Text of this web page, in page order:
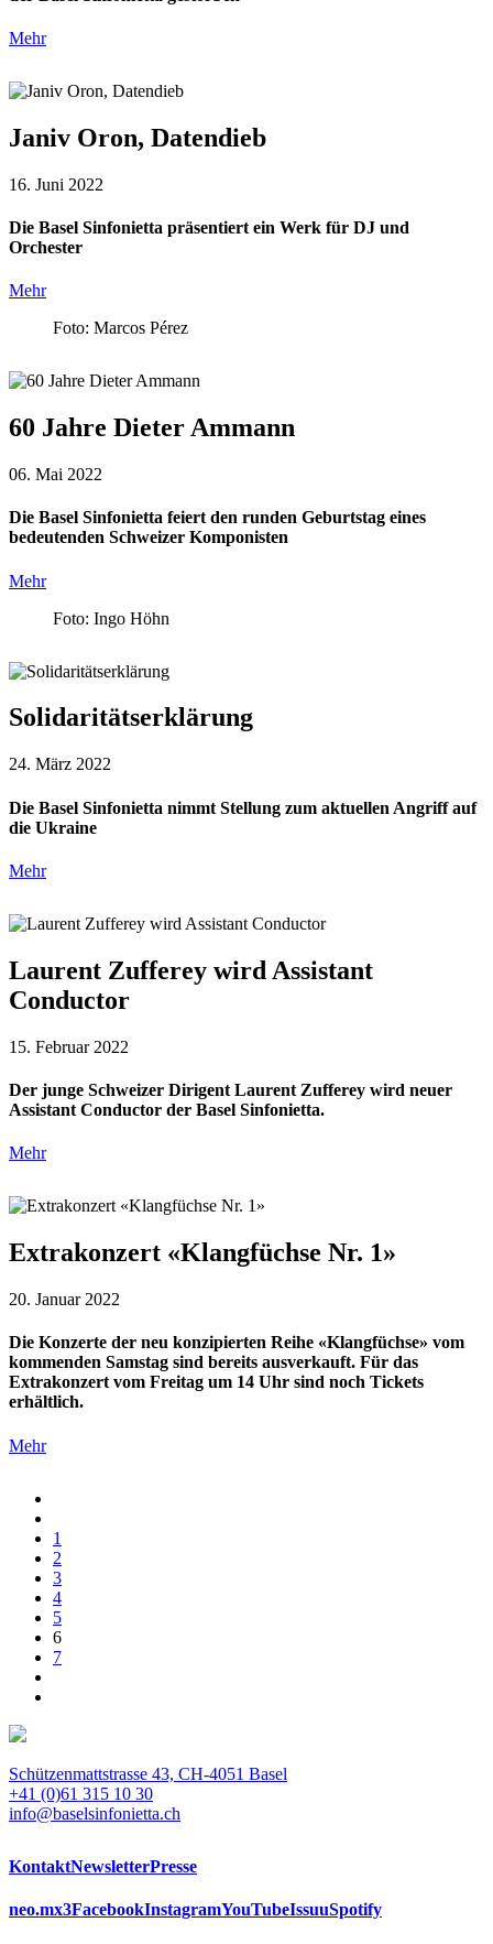
Mehr
Janiv Oron, Datendieb
16. Juni 2022
Die Basel Sinfonietta präsentiert ein Werk für DJ und
Orchester
Mehr
Foto: Marcos Pérez
60 Jahre Dieter Ammann
06. Mai 2022
Die Basel Sinfonietta feiert den runden Geburtstag eines
bedeutenden Schweizer Komponisten
Mehr
Foto: Ingo Höhn
Solidaritätserklärung
24. März 2022
Die Basel Sinfonietta nimmt Stellung zum aktuellen Angriff auf
die Ukraine
Mehr
Laurent Zufferey wird Assistant
Conductor
15. Februar 2022
Der junge Schweizer Dirigent Laurent Zufferey wird neuer
Assistant Conductor der Basel Sinfonietta.
Mehr
Extrakonzert «Klangfüchse Nr. 1»
20. Januar 2022
Die Konzerte der neu konzipierten Reihe «Klangfüchse» vom
kommenden Samstag sind bereits ausverkauft. Für das
Extrakonzert vom Freitag um 14 Uhr sind noch Tickets
erhältlich.
Mehr
1
2
3
4
5
6
7
Schützenmattstrasse 43, CH-4051 Basel
+41 (0)61 315 10 30
info@baselsinfonietta.ch
KontaktNewsletterPresse
neo.mx3FacebookInstagramYouTubeIssuuSpotify